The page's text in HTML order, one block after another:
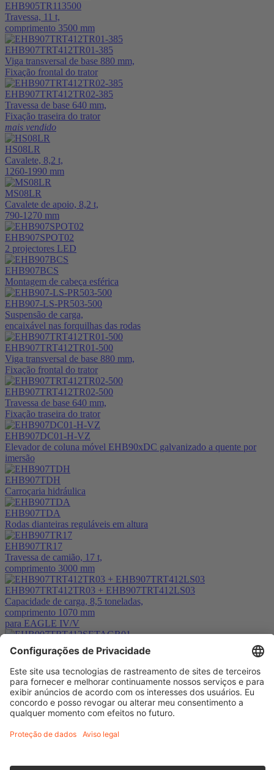
EHB905TR113500
Travessa, 11 t,
comprimento 3500 mm
EHB907TRT412TR01-385
Viga transversal de base 880 mm,
Fixação frontal do trator
EHB907TRT412TR02-385
Travessa de base 640 mm,
Fixação traseira do trator
mais vendido
HS08LR
Cavalete, 8,2 t,
1260-1990 mm
MS08LR
Cavalete de apoio, 8,2 t,
790-1270 mm
EHB907SPOT02
2 projectores LED
EHB907BCS
Montagem de cabeça esférica
EHB907-LS-PR503-500
Suspensão de carga,
encaixável nas forquilhas das rodas
EHB907TRT412TR01-500
Viga transversal de base 880 mm,
Fixação frontal do trator
EHB907TRT412TR02-500
Travessa de base 640 mm,
Fixação traseira do trator
EHB907DC01-H-VZ
Elevador de coluna móvel EHB90xDC galvanizado a quente por
imersão
EHB907TDH
Carroçaria hidráulica
EHB907TDA
Rodas dianteiras reguláveis em altura
EHB907TR17
Travessa de camião, 17 t,
comprimento 3000 mm
EHB907TRT412TR03 + EHB907TRT412LS03
Capacidade de carga, 8,5 toneladas,
comprimento 1070 mm
para EAGLE IV/V
EHB907TRT412SETAGR01
Lastaufnahmeset Agrar TRT412-SETAGR01
zur Lastaufnahme von Traktoren
Finkbeiner do Brasil
Rua José Milton Pizzi 127 – APT 21
Itatiba – SP – Brasil
Impressão